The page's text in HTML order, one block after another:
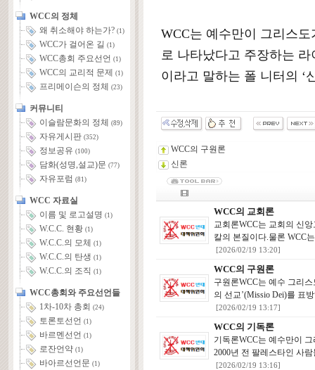
WCC의 정체
왜 취소해야 하는가? (1)
WCC가 걸어온 길 (1)
WCC총회 주요선언 (1)
WCC의 교리적 문제 (1)
프리메이슨의 정체 (23)
커뮤니티
이슬람문화의 정체
(89)
자유게시판 (352)
정보공유 (100)
담화(성명,설교)문 (77)
자유포럼 (81)
WCC 자료실
이름 및 로고설명 (1)
W.C.C. 현황 (1)
W.C.C.의 모체 (1)
W.C.C.의 탄생 (1)
W.C.C.의 조직 (1)
WCC총회와 주요선언들
1차-10차 총회 (24)
토론토선언 (1)
바르멘선언 (1)
로잔언약 (1)
바아르선언문 (1)
WCC는 예수만이 그리스
로 나타났다고 주장하는
이라고 말하는 폴 니터의 ‘
WCC의 구원론
신론
WCC의 교회론
교회론WCC는 교회의 신
칼의 본질이다.물론 WCC
[2026/02/19 13:20]
WCC의 구원론
구원론WCC는 예수 그리
의 선교’(Missio Dei)를 표
[2026/02/19 13:17]
WCC의 기독론
기독론WCC는 예수만이
2000년 전 팔레스타인 사
[2026/02/19 13:16]